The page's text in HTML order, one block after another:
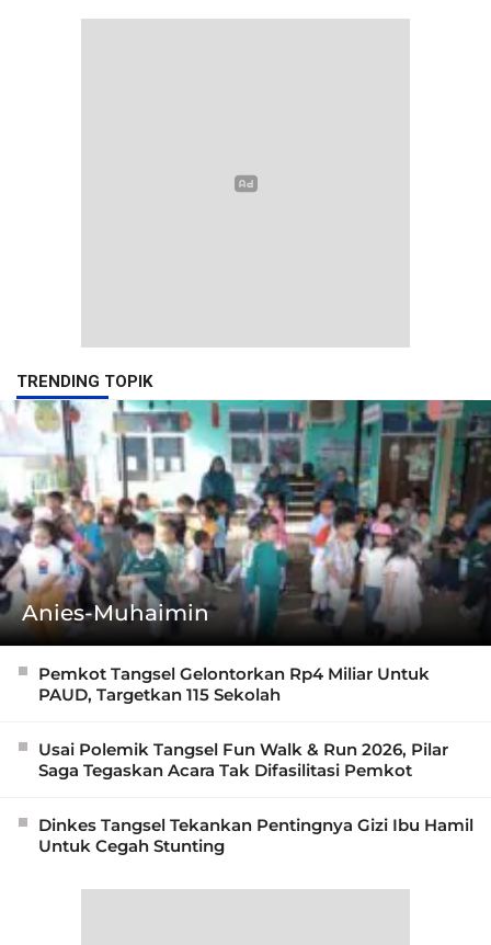
TRENDING TOPIK
Anies-Muhaimin
Pemkot Tangsel Gelontorkan Rp4 Miliar Untuk
PAUD, Targetkan 115 Sekolah
Usai Polemik Tangsel Fun Walk & Run 2026, Pilar
Saga Tegaskan Acara Tak Difasilitasi Pemkot
Dinkes Tangsel Tekankan Pentingnya Gizi Ibu Hamil
Untuk Cegah Stunting